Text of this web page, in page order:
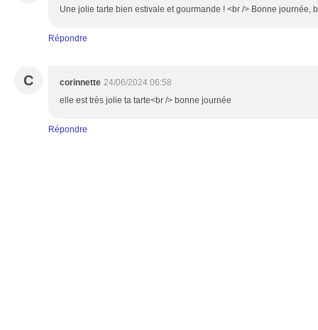
Une jolie tarte bien estivale et gourmande ! <br /> Bonne journée,
Répondre
C corinnette 24/06/2024 06:58
elle est très jolie ta tarte<br /> bonne journée
Répondre